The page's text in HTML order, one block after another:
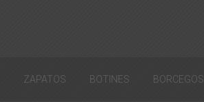
ZAPATOS BOTINES BORCEGOS